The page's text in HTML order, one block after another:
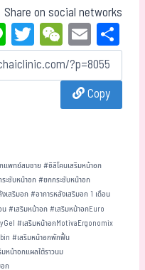
Share on social networks
Li
ne
T
wi
tt
W
eC
ha
t
E
m
ail
Copy
แพทย์สมชาย #ซิลิโคนเสริมหน้าอก
ะชับหน้าอก#ยกกระชับหน้าอก
เสริมอก#อาการหลังเสริมอก 1 เดือน
น#เสริมหน้าอก#เสริมหน้าอกEuro
#เสริมหน้าอกMotivaErgonomix
#เสริมหน้าอกพักฟื้น
มหน้าอกแผลใต้ราวนม
ก